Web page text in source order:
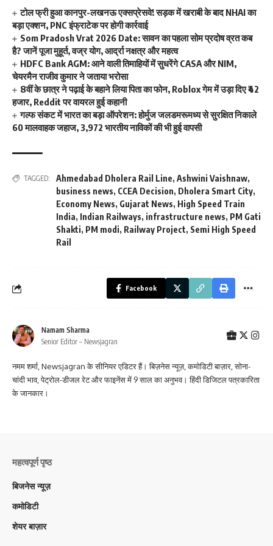
टोल फ्री हुआ कानपुर-लखनऊ एक्सप्रेसवे! सड़क में खराबी के बाद NHAI का
बड़ा एक्शन, PNC इंफ्राटेक पर होगी कार्रवाई
Som Pradosh Vrat 2026 Date: सावन का पहला सोम प्रदोष व्रत कब
है? जानें पूजा मुहूर्त, वज्र योग, आर्द्रा नक्षत्र और महत्व
HDFC Bank AGM: आने वाली तिमाहियों में सुधरेंगे CASA और NIM,
चेयरमैन राजीव कुमार ने जताया भरोसा
8वीं के छात्र ने पढ़ाई के बहाने लिया पिता का फोन, Roblox गेम में उड़ा दिए ₹42
हजार, Reddit पर वायरल हुई कहानी
गल्फ संकट में भारत का बड़ा ऑपरेशन: होर्मुज जलडमरूमध्य से सुरक्षित निकाले
60 मालवाहक जहाज, 3,972 भारतीय नाविकों की भी हुई वापसी
TAGGED: Ahmedabad Dholera Rail Line, Ashwini Vaishnaw,
business news, CCEA Decision, Dholera Smart City,
Economy News, Gujarat News, High Speed Train
India, Indian Railways, infrastructure news, PM Gati
Shakti, PM modi, Railway Project, Semi High Speed
Rail
Facebook
Namam Sharma
Senior Editor – Newsjagran
नमम शर्मा, Newsjagran के सीनियर एडिटर हैं। बिज़नेस न्यूज़, कमोडिटी बाज़ार, सोना-
चांदी भाव, पेट्रोल-डीजल रेट और फाइनेंस में 9 साल का अनुभव। हिंदी डिजिटल पत्रकारिता
के जानकार।
महत्वपूर्ण पृष्ठ
बिजनेस न्यूज़
कमोडिटी
शेयर बाज़ार